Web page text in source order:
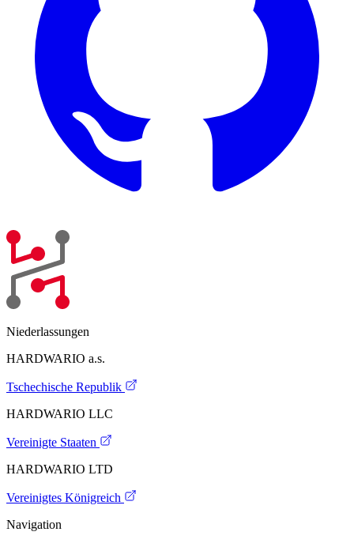
Niederlassungen
HARDWARIO a.s.
Tschechische Republik
HARDWARIO LLC
Vereinigte Staaten
HARDWARIO LTD
Vereinigtes Königreich
Navigation